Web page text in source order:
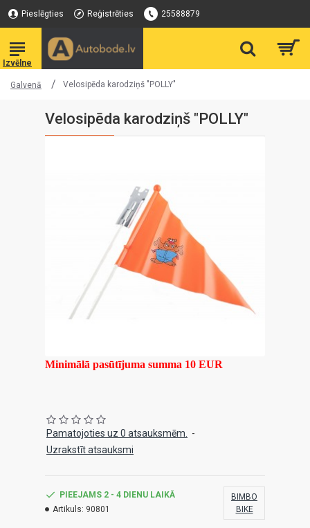
Pieslēgties Reģistrēties 25588879
Galvenā Velosipēda karodziņš "POLLY"
Velosipēda karodziņš "POLLY"
Minimālā pasūtījuma summa 10 EUR
Pamatojoties uz 0 atsauksmēm.
-
Uzrakstīt atsauksmi
PIEEJAMS 2 - 4 DIENU LAIKĀ
Artikuls: 90801
BIMBO
BIKE